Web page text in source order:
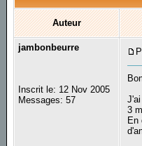
Auteur
jambonbeurre
Inscrit le: 12 Nov 2005
Messages: 57
3
En